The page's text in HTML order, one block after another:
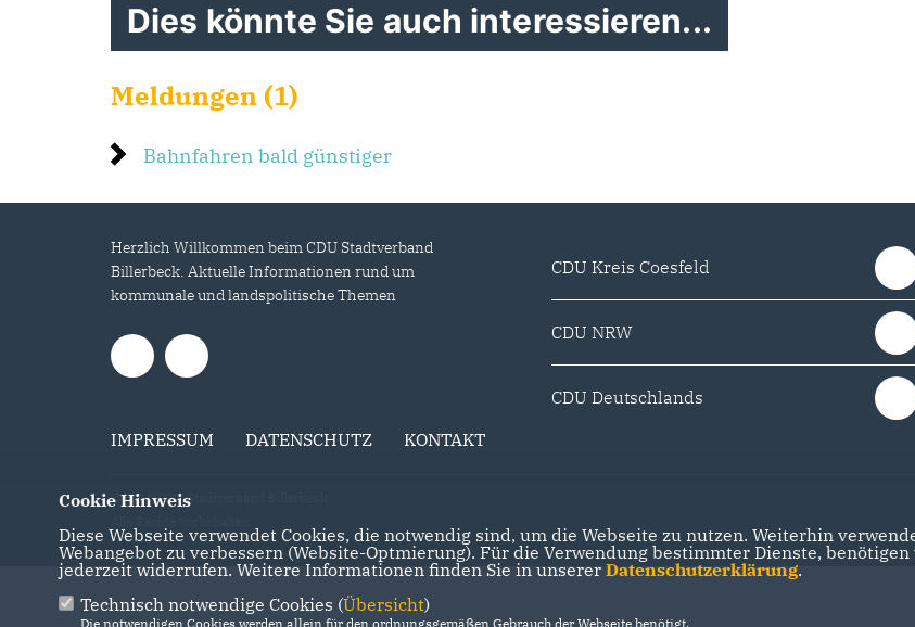
Dies könnte Sie auch interessieren...
Meldungen (1)
Bahnfahren bald günstiger
Herzlich Willkommen beim CDU Stadtverband
Billerbeck. Aktuelle Informationen rund um
kommunale und landspolitische Themen
IMPRESSUM DATENSCHUTZ KONTAKT
CDU Kreis Coesfeld
CDU NRW
CDU Deutschlands
@2026 CDU Stadtverband Billerbeck
Cookie Hinweis
Diese Webseite verwendet Cookies, die notwendig sind, um die Webseite zu nutzen. Weiterhin
Webangebot zu verbessern (Website-Optmierung). Für die Verwendung bestimmter Dienste,
jederzeit widerrufen. Weitere Informationen finden Sie in unserer Datenschutzerklärung.
Technisch notwendige Cookies (Übersicht)
Die notwendigen Cookies werden allein für den ordnungsgemäßen Gebrauch der Webseite benötigt.